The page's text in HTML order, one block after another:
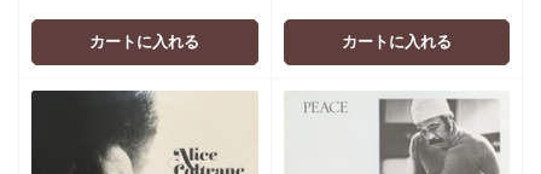
価
カートに入れる
価
カートに入れる